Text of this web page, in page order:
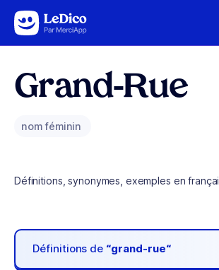
Aller au contenu
Grand-Rue
nom féminin
Définitions, synonymes, exemples en
Définitions de “grand-rue“